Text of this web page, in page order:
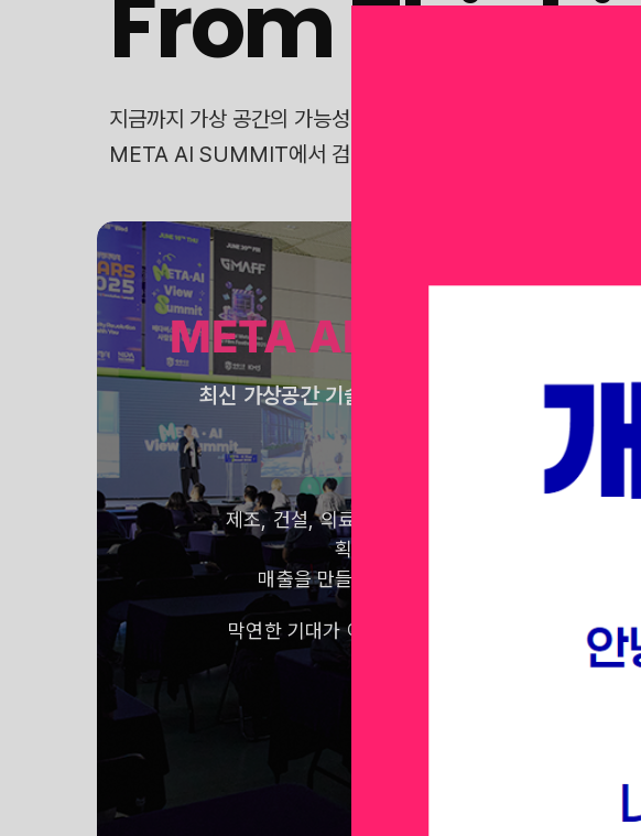
From
지금까지 가상 공간의 가능성을 탐구한 ‘THINKING’의 시간
META AI SUMMIT에서 검증된 현재와, 도래할 거대한 미래를
META AI View Summit
최신 가상공간 기술들의 산업 별 적용 및 성공 사례
제조, 건설, 의료, 교육, 국방 등 산업 별 비용은
획기적으로 줄이고,
매출을 만들어내는 VR, 메타버스 기술.
막연한 기대가 아닌 어떠한 사례가 성공했는지